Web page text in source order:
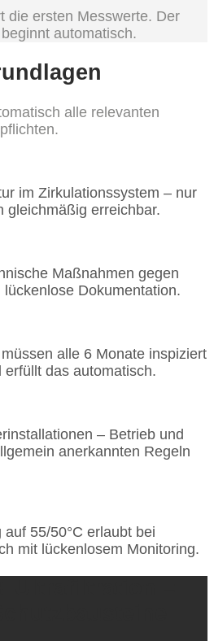
die ersten Messwerte. Der
automatisch.
alle relevanten
im Zirkulationssystem – nur
gleichmäßig erreichbar.
Maßnahmen gegen
Dokumentation.
alle 6 Monate inspiziert
das automatisch.
– Betrieb und
anerkannten Regeln
55/50°C erlaubt bei
mit lückenlosem Monitoring.